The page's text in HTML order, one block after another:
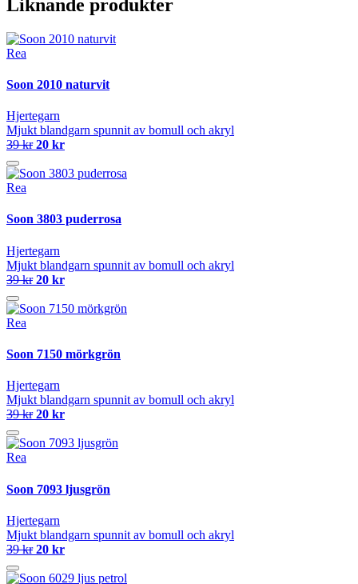
Liknande produkter
Rea
Soon 2010 naturvit
Hjertegarn
Mjukt blandgarn spunnit av bomull och akryl
39 kr 20 kr
Rea
Soon 3803 puderrosa
Hjertegarn
Mjukt blandgarn spunnit av bomull och akryl
39 kr 20 kr
Rea
Soon 7150 mörkgrön
Hjertegarn
Mjukt blandgarn spunnit av bomull och akryl
39 kr 20 kr
Rea
Soon 7093 ljusgrön
Hjertegarn
Mjukt blandgarn spunnit av bomull och akryl
39 kr 20 kr